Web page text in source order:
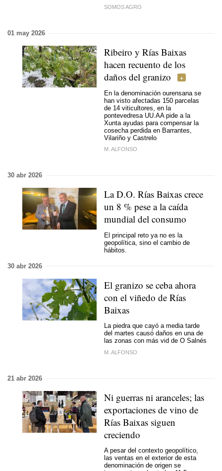
SOMOS AGRO
01 may 2026
Ribeiro y Rías Baixas
hacen recuento de los
daños del granizo
En la denominación ourensana se
han visto afectadas 150 parcelas
de 14 viticultores, en la
pontevedresa UU.AA pide a la
Xunta ayudas para compensar la
cosecha perdida en Barrantes,
Vilariño y Castrelo
M. ALFONSO
30 abr 2026
La D.O. Rías Baixas crece
un 8 % pese a la caída
mundial del consumo
El principal reto ya no es la
geopolítica, sino el cambio de
hábitos.
30 abr 2026
El granizo se ceba ahora
con el viñedo de Rías
Baixas
La piedra que cayó a media tarde
del martes causó daños en una de
las zonas con más vid de O Salnés
M. ALFONSO
21 abr 2026
Ni guerras ni aranceles; las
exportaciones de vino de
Rías Baixas siguen
creciendo
A pesar del contexto geopolítico,
las ventas en el exterior de esta
denominación de origen se